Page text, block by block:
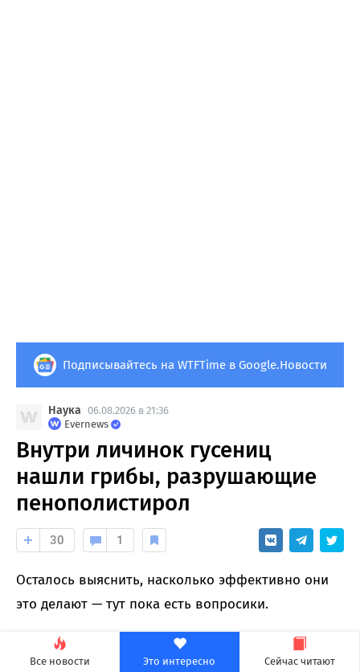
Все новости Это интересно Сейчас читают
Подписывайтесь на WTFTime в Google.Новости
Наука 06.08.2026 в 21:36
Evernews
Внутри личинок гусениц
нашли грибы, разрушающие
пенополистирол
30 1
Осталось выяснить, насколько эффективно они
это делают — тут пока есть вопросики.